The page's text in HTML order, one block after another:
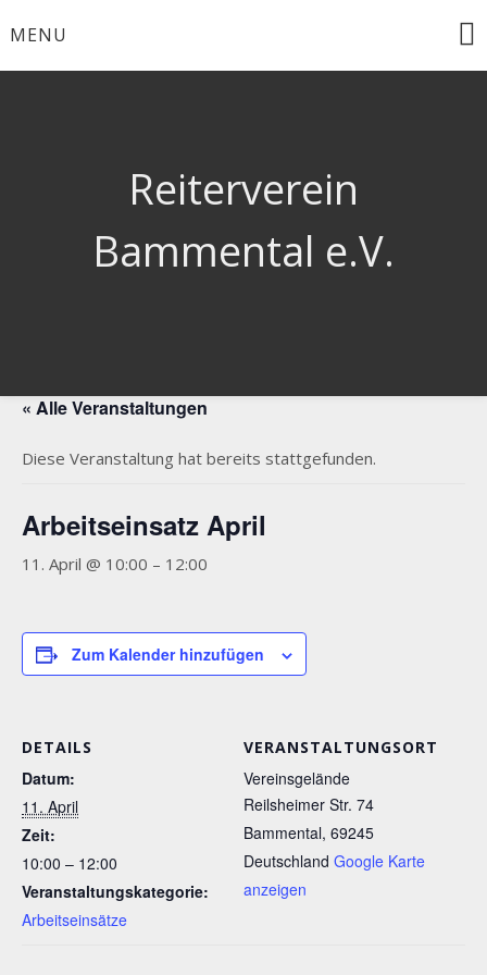
toMENU
Reiterverein
Bammental e.V.
« Alle Veranstaltungen
Diese Veranstaltung hat bereits stattgefunden.
Arbeitseinsatz April
11. April @ 10:00 – 12:00
Zum Kalender hinzufügen
DETAILS
Datum:
11. April
Zeit:
10:00 – 12:00
Veranstaltungskategorie:
Arbeitseinsätze
VERANSTALTUNGSORT
Vereinsgelände
Reilsheimer Str. 74
Bammental, 69245
Deutschland Google Karte
anzeigen